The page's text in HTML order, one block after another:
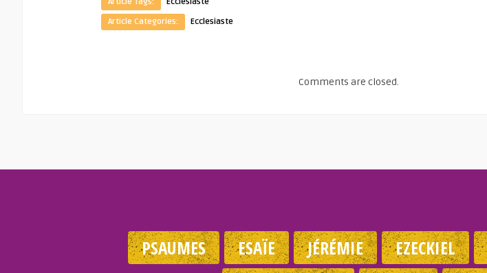
Article Categories:
Ecclesiaste
Comments are closed.
PSAUMES ESAÏE JÉRÉMIE EZECKIEL